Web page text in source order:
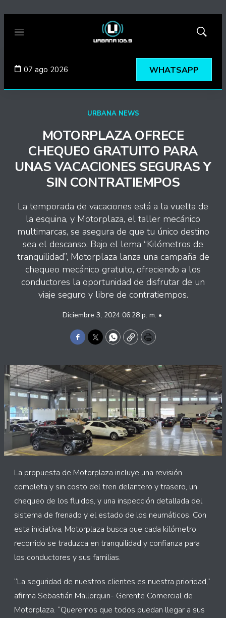
Menú
Mostrar
07 ago 2026 WHATSAPP
URBANA NEWS
MOTORPLAZA OFRECE
CHEQUEO GRATUITO PARA
UNAS VACACIONES SEGURAS Y
SIN CONTRATIEMPOS
La temporada de vacaciones está a la vuelta de
la esquina, y Motorplaza, el taller mecánico
multimarcas, se asegura de que tu único destino
sea el descanso. Bajo el lema “Kilómetros de
tranquilidad”, Motorplaza lanza una campaña de
chequeo mecánico gratuito, ofreciendo a los
conductores la oportunidad de disfrutar de un
viaje seguro y libre de contratiempos.
Diciembre 3, 2024 06:28 p. m. •
Facebook
TwitterWhatsApp
CopyPrint
La propuesta de Motorplaza incluye una revisión
completa y sin costo del tren delantero y trasero, un
chequeo de los fluidos, y una inspección detallada del
sistema de frenado y el estado de los neumáticos. Con
esta iniciativa, Motorplaza busca que cada kilómetro
recorrido se traduzca en tranquilidad y confianza para
los conductores y sus familias.
“La seguridad de nuestros clientes es nuestra prioridad,”
afirma Sebastián Mallorquin- Gerente Comercial de
Motorplaza. “Queremos que todos puedan llegar a sus